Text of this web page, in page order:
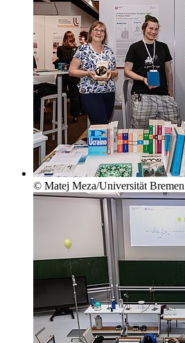
© Matej Meza/Universität Bremen